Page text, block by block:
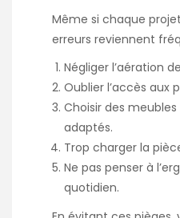
Même si chaque
erreurs reviennent
Négliger l’aération
Oublier l’accès aux
Choisir des
adaptés.
Trop charger la
Ne pas penser à
quotidien.